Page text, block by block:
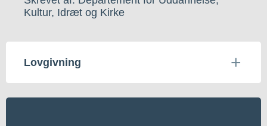
Kultur, Idræt og Kirke
Lovgivning